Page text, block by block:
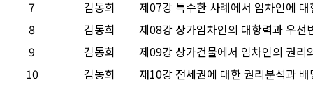
7
김동희
제07강 특수한 사례에서 임차인에
8
김동희
제08강 상가임차인의 대항력과 우선
9
김동희
제09강 상가건물에서 임차인의 권리
10
김동희
재10강 전세권에 대한 권리분석과